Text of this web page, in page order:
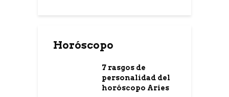
Horóscopo
7 rasgos de
personalidad del
horóscopo Aries